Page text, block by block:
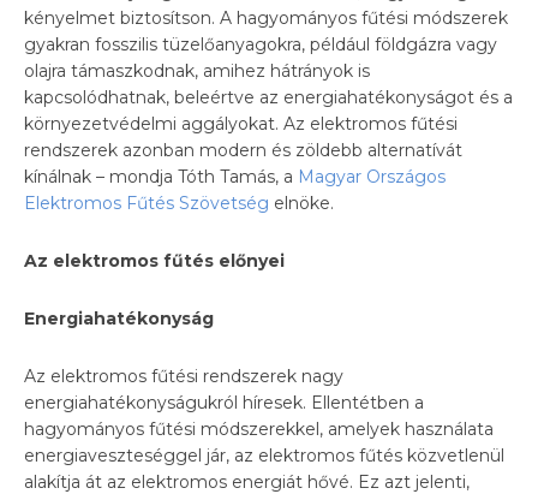
kényelmet biztosítson. A hagyományos fűtési módszerek
gyakran fosszilis tüzelőanyagokra, például földgázra vagy
olajra támaszkodnak, amihez hátrányok is
kapcsolódhatnak, beleértve az energiahatékonyságot és a
környezetvédelmi aggályokat. Az elektromos fűtési
rendszerek azonban modern és zöldebb alternatívát
kínálnak – mondja Tóth Tamás, a Magyar Országos
Elektromos Fűtés Szövetség elnöke.
Az elektromos fűtés előnyei
Energiahatékonyság
Az elektromos fűtési rendszerek nagy
energiahatékonyságukról híresek. Ellentétben a
hagyományos fűtési módszerekkel, amelyek használata
energiaveszteséggel jár, az elektromos fűtés közvetlenül
alakítja át az elektromos energiát hővé. Ez azt jelenti,